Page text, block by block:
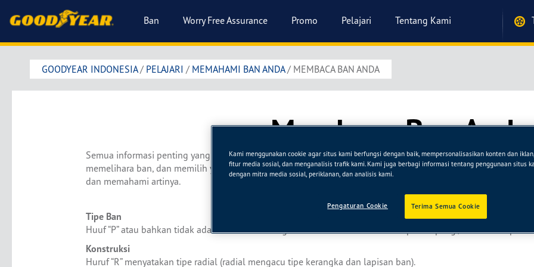
Ban Worry Free Assurance Promo Pelajari Tentang Kami
GOODYEAR INDONESIA/ PELAJARI / MEMAHAMI BAN ANDA/ MEMBACA BAN ANDA
Membaca Ban Anda
Semua informasi penting yang Anda harus tahu tertera di dinding samping ban. Bila Anda mengerti artinya
memelihara ban, dan memilih yang baru bila saatnya tiba. Tuntunan kami akan membantu Anda memahami
dan memahami artinya.
Tipe Ban
Huuf “P” atau bahkan tidak ada sama sekali mengindikasikan ban untuk mobil penumpang / kendaraan
Konstruksi
Huruf “R” menyatakan tipe radial (radial mengacu tipe kerangka dan lapisan ban).
Kami menggunakan cookie agar situs kami berfungsi dengan baik, mempersonalisasikan konten dan
fitur media sosial, dan menganalisis trafik kami. Kami juga berbagi informasi tentang penggunaan situs
dengan mitra media sosial, periklanan, dan analisis kami.
Terima Semua Cookie
Pengaturan Cookie